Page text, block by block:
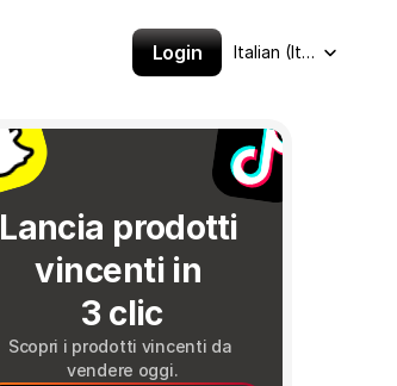
Login
Select Language
Italian (Italy)
Lancia prodotti
vincenti in
3 clic
Scopri i prodotti vincenti da
vendere oggi.